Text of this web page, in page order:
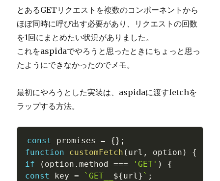
とあるGETリクエストを複数のコンポーネントから
ほぼ同時に呼び出す必要があり、リクエストの回数
を1回にまとめたい状況がありました。
これをaspidaでやろうと思ったときにちょっと思っ
たようにできなかったのでメモ。
最初にやろうとした実装は、aspidaに渡すfetchを
ラップする方法。
const promises = {} ;
function
customFetch ( url , option )
{
if
( option .method === 'GET' )
{
const
key = `GET__ ${url} ` ;